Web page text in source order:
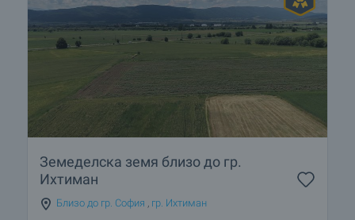
Земеделска земя близо до гр.
Ихтиман
Близо до гр. София , гр. Ихтиман